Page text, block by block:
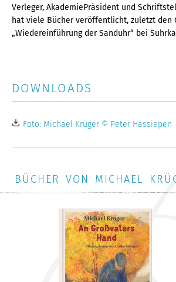
Verleger, AkademiePräsident und
hat viele Bücher veröffentlicht, zuletzt den
„Wiedereinführung der Sanduhr“ bei
DOWNLOADS
Foto: Michael Krüger © Peter Hassiepen
BÜCHER VON MICHAEL